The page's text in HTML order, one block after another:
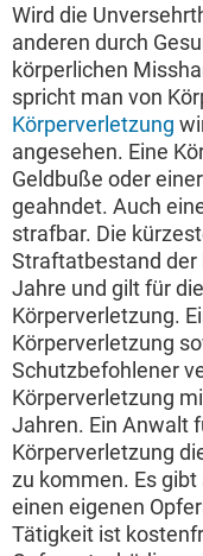
Wird die
anderen durch
körperlichen
spricht man von
Körperverletzung
angesehen. Eine
Geldbuße oder
geahndet. Auch
strafbar. Die
Straftatbestand
Jahre und gilt für
Körperverletzung.
Körperverletzung
Schutzbefohlener
Körperverletzung
Jahren. Ein Anwalt
Körperverletzung
zu kommen. Es
einen eigenen
Tätigkeit ist